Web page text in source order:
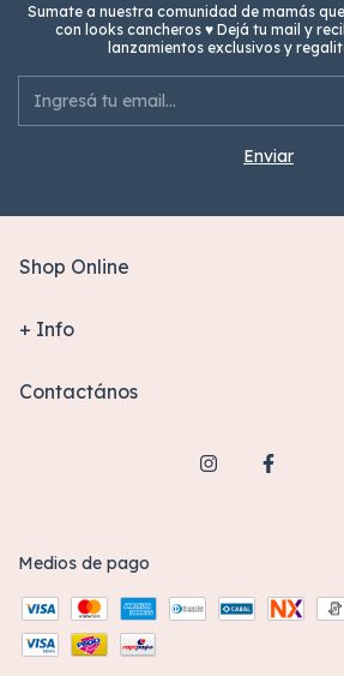
Sumate a nuestra comunidad de mamás
con looks cancheros ♥ Dejá tu mail y
lanzamientos exclusivos y
Shop Online
+ Info
Contactános
Medios de pago